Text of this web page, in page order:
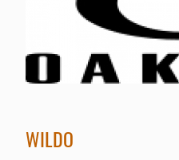
WILDO